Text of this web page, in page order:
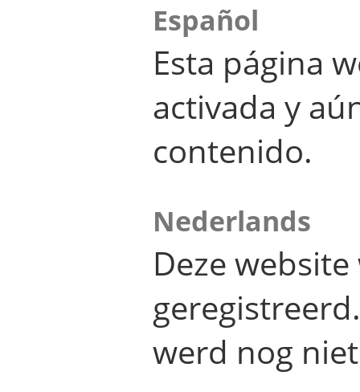
Español
Esta página
activada y
contenido.
Nederlands
Deze
werd nog